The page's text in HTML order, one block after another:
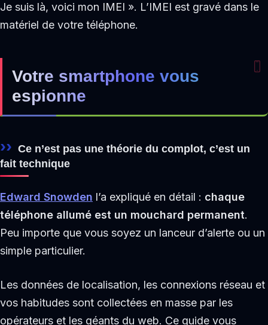
Je suis là, voici mon IMEI ». L’IMEI est gravé dans le
matériel de votre téléphone.
Votre smartphone vous
espionne
Ce n’est pas une théorie du complot, c’est un
fait technique
Edward Snowden l’a expliqué en détail : chaque
téléphone allumé est un mouchard permanent.
Peu importe que vous soyez un lanceur d’alerte ou un
simple particulier.
Les données de localisation, les connexions réseau et
vos habitudes sont collectées en masse par les
opérateurs et les géants du web. Ce guide vous